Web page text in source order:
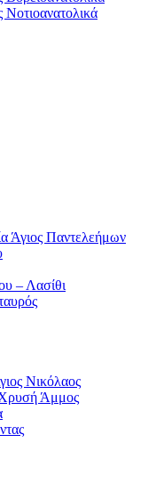
Νοτιοανατολικά
Άγιος Παντελεήμων
– Λασίθι
Νικόλαος
Άμμος